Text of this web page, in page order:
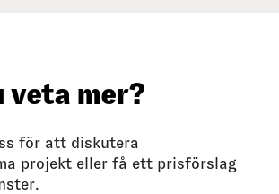
veta mer?
för att diskutera
projekt eller få ett prisförslag